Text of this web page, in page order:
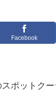
Facebook
ポットク